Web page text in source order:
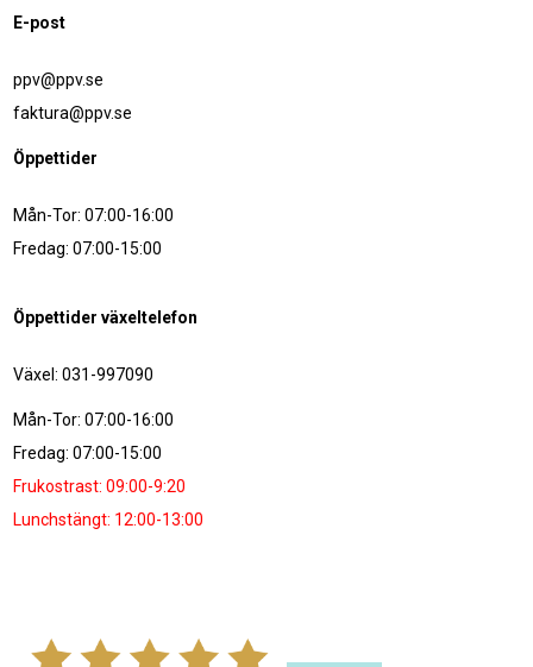
E-post
ppv@ppv.se
faktura@ppv.se
Öppettider
Mån-Tor: 07:00-16:00
Fredag: 07:00-15:00
Öppettider växeltelefon
Växel: 031-997090
Mån-Tor: 07:00-16:00
Fredag: 07:00-15:00
Frukostrast: 09:00-9:20
Lunchstängt: 12:00-13:00